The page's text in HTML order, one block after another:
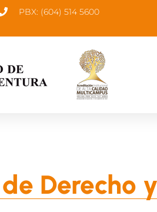
PBX: (604) 514 5600
Derecho